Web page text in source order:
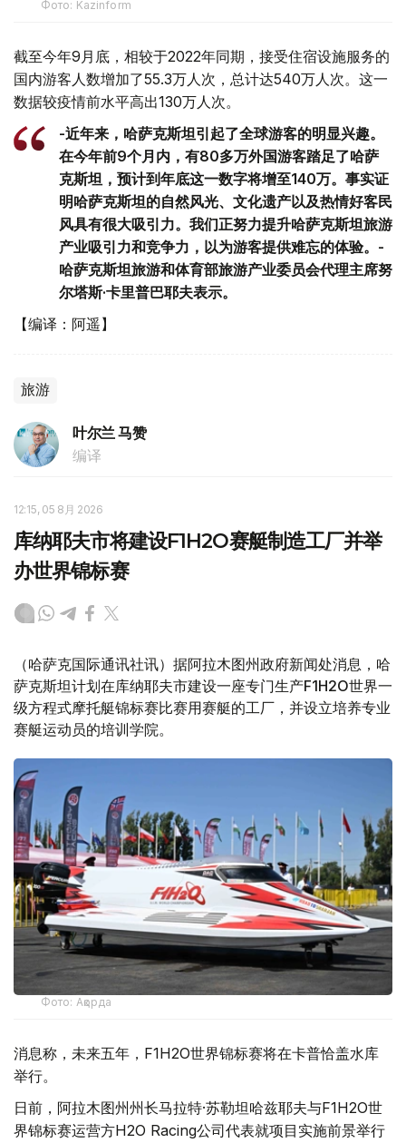
Фото: Kazinform
截至今年9月底，相较于2022年同期，接受住宿设施服务的
国内游客人数增加了55.3万人次，总计达540万人次。这一
数据较疫情前水平高出130万人次。
-近年来，哈萨克斯坦引起了全球游客的明显兴趣。
在今年前9个月内，有80多万外国游客踏足了哈萨
克斯坦，预计到年底这一数字将增至140万。事实证
明哈萨克斯坦的自然风光、文化遗产以及热情好客民
风具有很大吸引力。我们正努力提升哈萨克斯坦旅游
产业吸引力和竞争力，以为游客提供难忘的体验。-
哈萨克斯坦旅游和体育部旅游产业委员会代理主席努
尔塔斯·卡里普巴耶夫表示。
【编译：阿遥】
旅游
叶尔兰 马赞
编译
12:15, 05 8月 2026
库纳耶夫市将建设F1H2O赛艇制造工厂并举
办世界锦标赛
（哈萨克国际通讯社讯）据阿拉木图州政府新闻处消息，哈
萨克斯坦计划在库纳耶夫市建设一座专门生产F1H2O世界一
级方程式摩托艇锦标赛比赛用赛艇的工厂，并设立培养专业
赛艇运动员的培训学院。
Фото: Ақорда
消息称，未来五年，F1H2O世界锦标赛将在卡普恰盖水库
举行。
日前，阿拉木图州州长马拉特·苏勒坦哈兹耶夫与F1H2O世
界锦标赛运营方H2O Racing公司代表就项目实施前景举行